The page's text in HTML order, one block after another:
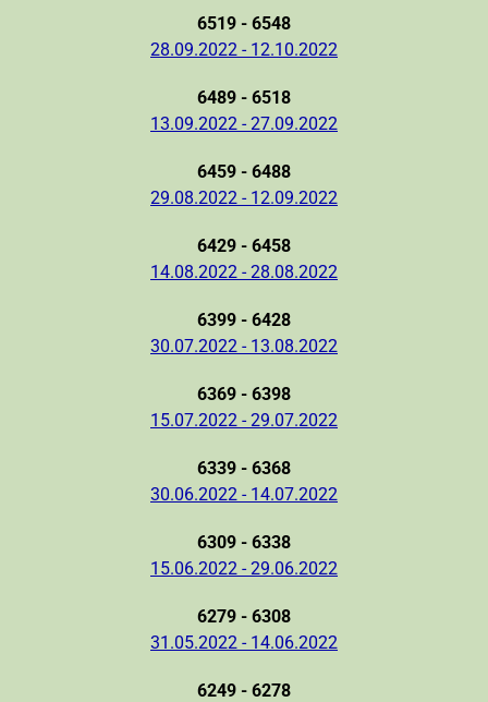
6519 - 6548
28.09.2022 - 12.10.2022
6489 - 6518
13.09.2022 - 27.09.2022
6459 - 6488
29.08.2022 - 12.09.2022
6429 - 6458
14.08.2022 - 28.08.2022
6399 - 6428
30.07.2022 - 13.08.2022
6369 - 6398
15.07.2022 - 29.07.2022
6339 - 6368
30.06.2022 - 14.07.2022
6309 - 6338
15.06.2022 - 29.06.2022
6279 - 6308
31.05.2022 - 14.06.2022
6249 - 6278